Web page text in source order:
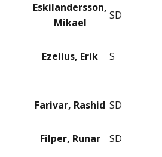
Eskilandersson,
Mikael
SD
Ezelius, Erik S
Farivar, Rashid SD
Filper, Runar SD